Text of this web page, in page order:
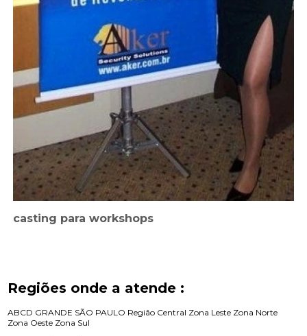
casting para workshops
Regiões onde a atende :
ABCD GRANDE SÃO PAULO Região Central Zona Leste Zona Norte
Zona Oeste Zona Sul